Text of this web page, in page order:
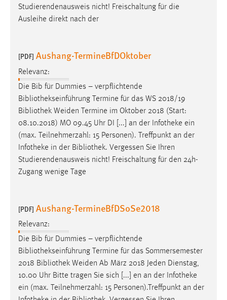
Studierendenausweis nicht! Freischaltung für die
Ausleihe direkt nach der
[PDF] Aushang-TermineBfDOktober
Relevanz:
Die Bib für Dummies – verpflichtende
Bibliothekseinführung Termine für das WS 2018/19
Bibliothek Weiden Termine im Oktober 2018 (Start:
08.10.2018) MO 09.45 Uhr DI [...] an der Infotheke ein
(max. Teilnehmerzahl: 15 Personen). Treffpunkt an der
Infotheke in der Bibliothek. Vergessen Sie Ihren
Studierendenausweis nicht! Freischaltung für den 24h-
Zugang wenige Tage
[PDF] Aushang-TermineBfDSoSe2018
Relevanz:
Die Bib für Dummies – verpflichtende
Bibliothekseinführung Termine für das Sommersemester
2018 Bibliothek Weiden Ab März 2018 Jeden Dienstag,
10.00 Uhr Bitte tragen Sie sich [...] en an der Infotheke
ein (max. Teilnehmerzahl: 15 Personen).Treffpunkt an der